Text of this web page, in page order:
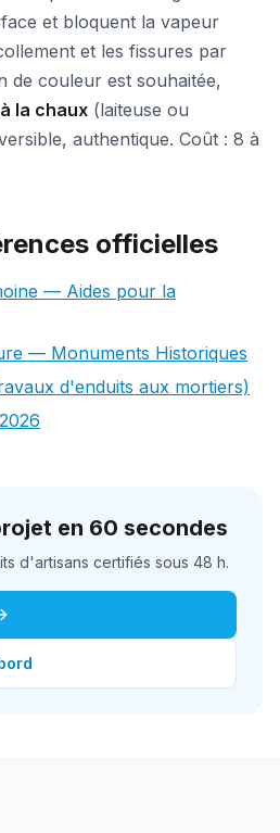
et bloquent la vapeur
et les fissures par
de couleur est souhaitée,
la chaux (laiteuse ou
authentique. Coût : 8 à
officielles
— Aides pour la
— Monuments Historiques
d'enduits aux mortiers)
en 60 secondes
d'artisans certifiés sous 48 h.